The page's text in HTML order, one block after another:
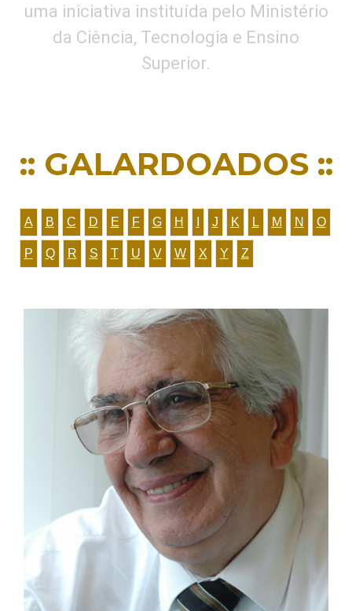
uma iniciativa instituída pelo Ministério
da Ciência, Tecnologia e Ensino
Superior.
:: GALARDOADOS ::
A B C D E F G H J K L M N O
P Q R S T U V W X Y Z